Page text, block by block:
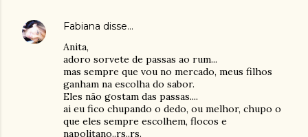
Fabiana disse…
Anita,
adoro sorvete de passas ao rum...
mas sempre que vou no mercado, meus filhos
ganham na escolha do sabor.
Eles não gostam das passas....
ai eu fico chupando o dedo, ou melhor, chupo o
que eles sempre escolhem, flocos e
napolitano..rs..rs.